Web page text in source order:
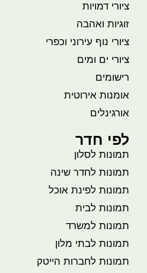
ציורי דמויות
זוגיות ואהבה
ציורי נוף עירוני וכפרי
ציורי ים ומים
רישומים
אומנות אירוטית
אורגינלים
לפי חדר
תמונות לסלון
תמונות לחדר שינה
תמונות לפינת אוכל
תמונות לבית
תמונות למשרד
תמונות לבתי מלון
תמונות לחברות הייטק